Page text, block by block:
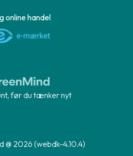
online handel
før du tænker nyt
@ 2026 (webdk-4.10.4)